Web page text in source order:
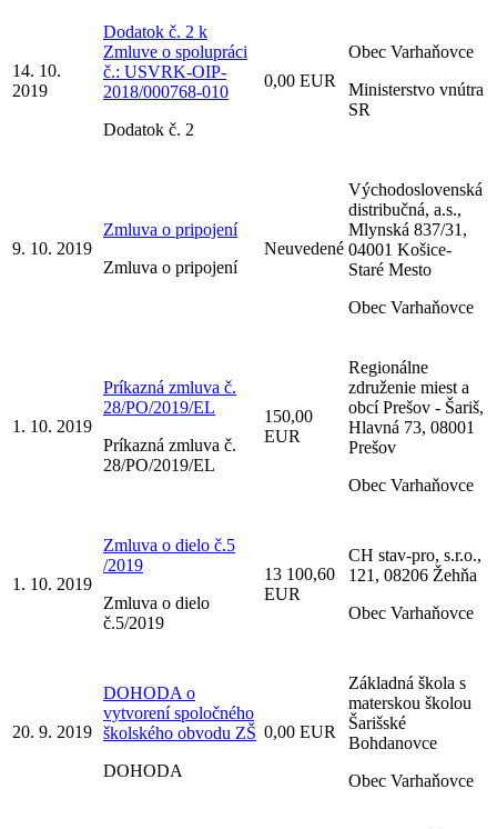
14. 10.
2019
Dodatok č. 2 k
Zmluve o spolupráci
č.: USVRK-OIP-
2018/000768-010
Dodatok č. 2
0,00 EUR
Obec Varhaňovce
Ministerstvo vnútra
SR
9. 10. 2019
Zmluva o pripojení
Zmluva o pripojení
Neuvedené
Východoslovenská
distribučná, a.s.,
Mlynská 837/31,
04001 Košice-
Staré Mesto
Obec Varhaňovce
1. 10. 2019
Príkazná zmluva č.
28/PO/2019/EL
Príkazná zmluva č.
28/PO/2019/EL
150,00
EUR
Regionálne
združenie miest a
obcí Prešov - Šariš,
Hlavná 73, 08001
Prešov
Obec Varhaňovce
1. 10. 2019
Zmluva o dielo č.5
/2019
Zmluva o dielo
č.5/2019
13 100,60
EUR
CH stav-pro, s.r.o.,
121, 08206 Žehňa
Obec Varhaňovce
20. 9. 2019
DOHODA o
vytvorení spoločného
školského obvodu ZŠ
DOHODA
0,00 EUR
Základná škola s
materskou školou
Šarišské
Bohdanovce
Obec Varhaňovce